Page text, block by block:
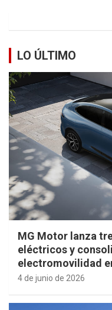
LO ÚLTIMO
MG Motor lanza
eléctricos y
electromovilidad
4 de junio de 2026